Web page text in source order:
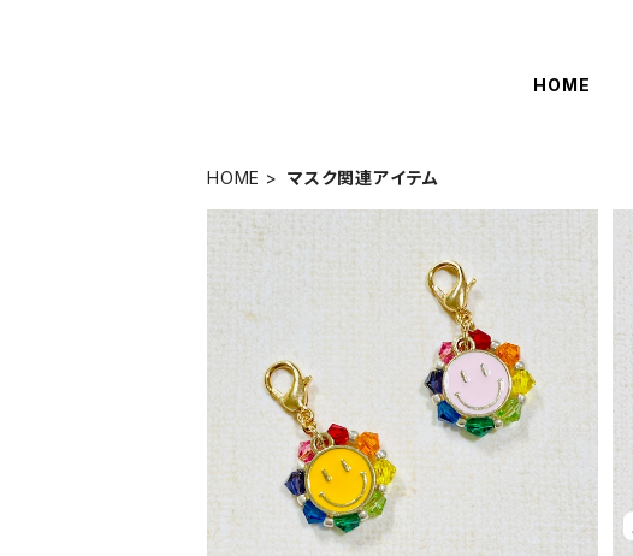
HOME
HOME マスク関連アイテム
「スマイルガマイル」ファスナーチャーム